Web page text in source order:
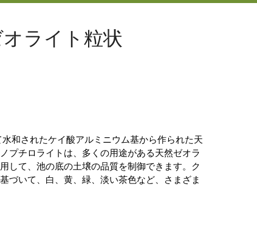
ライト粒状
和されたケイ酸アルミニウム基から作られた天
プチロライトは、多くの用途がある天然ゼオラ
して、池の底の土壌の品質を制御できます。ク
づいて、白、黄、緑、淡い茶色など、さまざま